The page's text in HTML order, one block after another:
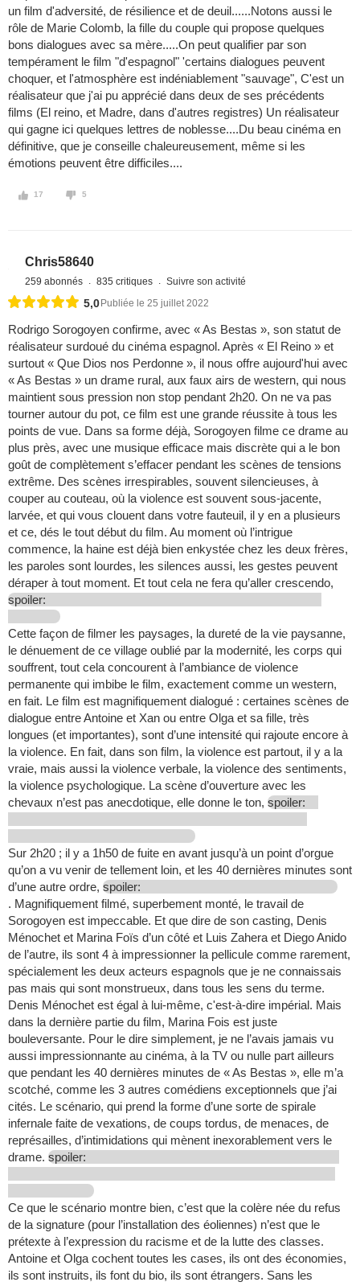
un film d'adversité, de résilience et de deuil......Notons aussi le
rôle de Marie Colomb, la fille du couple qui propose quelques
bons dialogues avec sa mère.....On peut qualifier par son
tempérament le film "d'espagnol" 'certains dialogues peuvent
choquer, et l'atmosphère est indéniablement "sauvage", C'est un
réalisateur que j'ai pu apprécié dans deux de ses précédents
films (El reino, et Madre, dans d'autres registres) Un réalisateur
qui gagne ici quelques lettres de noblesse....Du beau cinéma en
définitive, que je conseille chaleureusement, même si les
émotions peuvent être difficiles....
17 5
Chris58640
259 abonnés 835 critiques Suivre son activité
5,0 Publiée le 25 juillet 2022
Rodrigo Sorogoyen confirme, avec « As Bestas », son statut de
réalisateur surdoué du cinéma espagnol. Après « El Reino » et
surtout « Que Dios nos Perdonne », il nous offre aujourd'hui avec
« As Bestas » un drame rural, aux faux airs de western, qui nous
maintient sous pression non stop pendant 2h20. On ne va pas
tourner autour du pot, ce film est une grande réussite à tous les
points de vue. Dans sa forme déjà, Sorogoyen filme ce drame au
plus près, avec une musique efficace mais discrète qui a le bon
goût de complètement s’effacer pendant les scènes de tensions
extrême. Des scènes irrespirables, souvent silencieuses, à
couper au couteau, où la violence est souvent sous-jacente,
larvée, et qui vous clouent dans votre fauteuil, il y en a plusieurs
et ce, dés le tout début du film. Au moment où l’intrigue
commence, la haine est déjà bien enkystée chez les deux frères,
les paroles sont lourdes, les silences aussi, les gestes peuvent
déraper à tout moment. Et tout cela ne fera qu’aller crescendo,
spoiler:
Cette façon de filmer les paysages, la dureté de la vie paysanne,
le dénuement de ce village oublié par la modernité, les corps qui
souffrent, tout cela concourent à l’ambiance de violence
permanente qui imbibe le film, exactement comme un western,
en fait. Le film est magnifiquement dialogué : certaines scènes de
dialogue entre Antoine et Xan ou entre Olga et sa fille, très
longues (et importantes), sont d’une intensité qui rajoute encore à
la violence. En fait, dans son film, la violence est partout, il y a la
vraie, mais aussi la violence verbale, la violence des sentiments,
la violence psychologique. La scène d’ouverture avec les
chevaux n’est pas anecdotique, elle donne le ton, spoiler:
Sur 2h20 ; il y a 1h50 de fuite en avant jusqu’à un point d’orgue
qu’on a vu venir de tellement loin, et les 40 dernières minutes sont
d’une autre ordre, spoiler:
. Magnifiquement filmé, superbement monté, le travail de
Sorogoyen est impeccable. Et que dire de son casting, Denis
Ménochet et Marina Foïs d’un côté et Luis Zahera et Diego Anido
de l’autre, ils sont 4 à impressionner la pellicule comme rarement,
spécialement les deux acteurs espagnols que je ne connaissais
pas mais qui sont monstrueux, dans tous les sens du terme.
Denis Ménochet est égal à lui-même, c'est-à-dire impérial. Mais
dans la dernière partie du film, Marina Fois est juste
bouleversante. Pour le dire simplement, je ne l’avais jamais vu
aussi impressionnante au cinéma, à la TV ou nulle part ailleurs
que pendant les 40 dernières minutes de « As Bestas », elle m’a
scotché, comme les 3 autres comédiens exceptionnels que j’ai
cités. Le scénario, qui prend la forme d’une sorte de spirale
infernale faite de vexations, de coups tordus, de menaces, de
représailles, d’intimidations qui mènent inexorablement vers le
drame. spoiler:
Ce que le scénario montre bien, c’est que la colère née du refus
de la signature (pour l’installation des éoliennes) n’est que le
prétexte à l’expression du racisme et de la lutte des classes.
Antoine et Olga cochent toutes les cases, ils ont des économies,
ils sont instruits, ils font du bio, ils sont étrangers. Sans les